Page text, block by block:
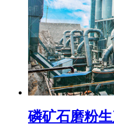
磷矿石磨粉